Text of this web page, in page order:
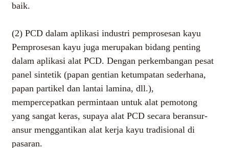
baik.
(2) PCD dalam aplikasi industri pemprosesan kayu
Pemprosesan kayu juga merupakan bidang penting
dalam aplikasi alat PCD. Dengan perkembangan pesat
panel sintetik (papan gentian ketumpatan sederhana,
papan partikel dan lantai lamina, dll.),
mempercepatkan permintaan untuk alat pemotong
yang sangat keras, supaya alat PCD secara beransur-
ansur menggantikan alat kerja kayu tradisional di
pasaran.